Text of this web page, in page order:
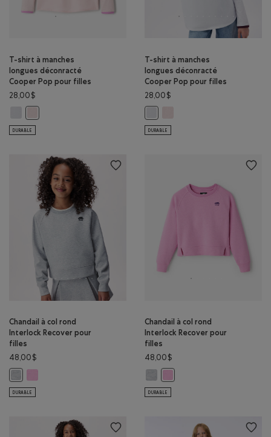
T-shirt à manches
longues déconracté
Cooper Pop pour filles
28,00$
DURABLE
T-shirt à manches
longues déconracté
Cooper Pop pour filles
28,00$
DURABLE
Chandail à col rond
Interlock Recover pour
filles
48,00$
DURABLE
Chandail à col rond
Interlock Recover pour
filles
48,00$
DURABLE